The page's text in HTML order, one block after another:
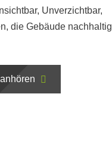
Unverzichtbar,
die Gebäude nachhaltig